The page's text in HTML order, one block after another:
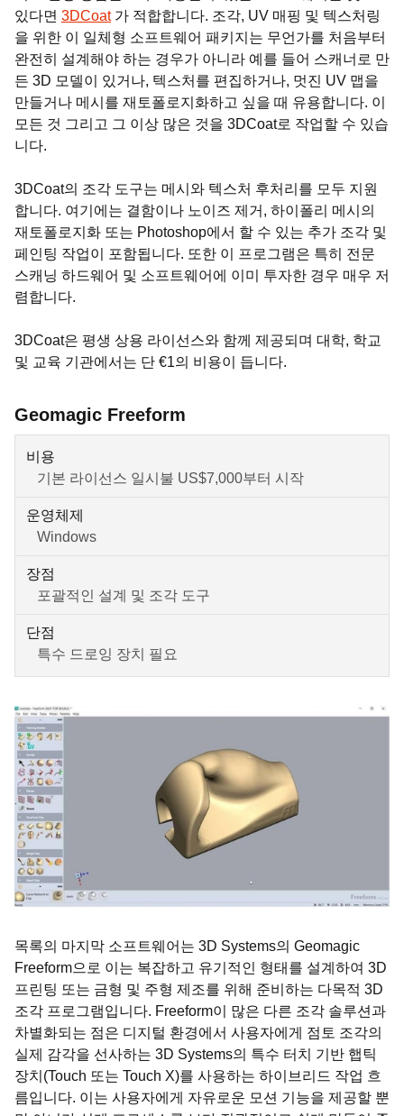
있다면 3DCoat가 적합합니다. 조각, UV 매핑 및 텍스처링
을 위한 이 일체형 소프트웨어 패키지는 무언가를 처음부터
완전히 설계해야 하는 경우가 아니라 예를 들어 스캐너로 만
든 3D 모델이 있거나, 텍스처를 편집하거나, 멋진 UV 맵을
만들거나 메시를 재토폴로지화하고 싶을 때 유용합니다. 이
모든 것 그리고 그 이상 많은 것을 3DCoat로 작업할 수 있습
니다.
3DCoat의 조각 도구는 메시와 텍스처 후처리를 모두 지원
합니다. 여기에는 결함이나 노이즈 제거, 하이폴리 메시의
재토폴로지화 또는 Photoshop에서 할 수 있는 추가 조각 및
페인팅 작업이 포함됩니다. 또한 이 프로그램은 특히 전문
스캐닝 하드웨어 및 소프트웨어에 이미 투자한 경우 매우 저
렴합니다.
3DCoat은 평생 상용 라이선스와 함께 제공되며 대학, 학교
및 교육 기관에서는 단 €1의 비용이 듭니다.
Geomagic Freeform
비용
기본 라이선스 일시불 US$7,000부터 시작
운영체제
Windows
장점
포괄적인 설계 및 조각 도구
단점
특수 드로잉 장치 필요
목록의 마지막 소프트웨어는 3D Systems의 Geomagic
Freeform으로 이는 복잡하고 유기적인 형태를 설계하여 3D
프린팅 또는 금형 및 주형 제조를 위해 준비하는 다목적 3D
조각 프로그램입니다. Freeform이 많은 다른 조각 솔루션과
차별화되는 점은 디지털 환경에서 사용자에게 점토 조각의
실제 감각을 선사하는 3D Systems의 특수 터치 기반 햅틱
장치(Touch 또는 Touch X)를 사용하는 하이브리드 작업 흐
름입니다. 이는 사용자에게 자유로운 모션 기능을 제공할 뿐